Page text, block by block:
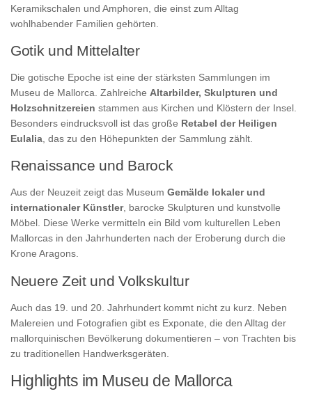
Keramikschalen und Amphoren, die einst zum Alltag
wohlhabender Familien gehörten.
Gotik und Mittelalter
Die gotische Epoche ist eine der stärksten Sammlungen im
Museu de Mallorca. Zahlreiche Altarbilder, Skulpturen und
Holzschnitzereien stammen aus Kirchen und Klöstern der Insel.
Besonders eindrucksvoll ist das große Retabel der Heiligen
Eulalia, das zu den Höhepunkten der Sammlung zählt.
Renaissance und Barock
Aus der Neuzeit zeigt das Museum Gemälde lokaler und
internationaler Künstler, barocke Skulpturen und kunstvolle
Möbel. Diese Werke vermitteln ein Bild vom kulturellen Leben
Mallorcas in den Jahrhunderten nach der Eroberung durch die
Krone Aragons.
Neuere Zeit und Volkskultur
Auch das 19. und 20. Jahrhundert kommt nicht zu kurz. Neben
Malereien und Fotografien gibt es Exponate, die den Alltag der
mallorquinischen Bevölkerung dokumentieren – von Trachten bis
zu traditionellen Handwerksgeräten.
Highlights im Museu de Mallorca